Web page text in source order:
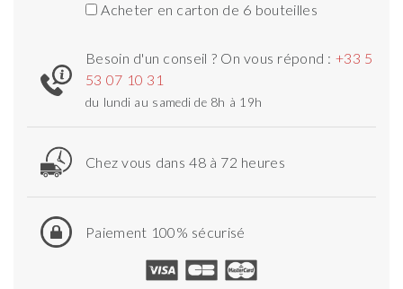
Acheter en carton de 6 bouteilles
Besoin d'un conseil ? On vous répond : +33 5
53 07 10 31
du lundi au samedi de 8h à 19h
Chez vous dans 48 à 72 heures
Paiement 100% sécurisé